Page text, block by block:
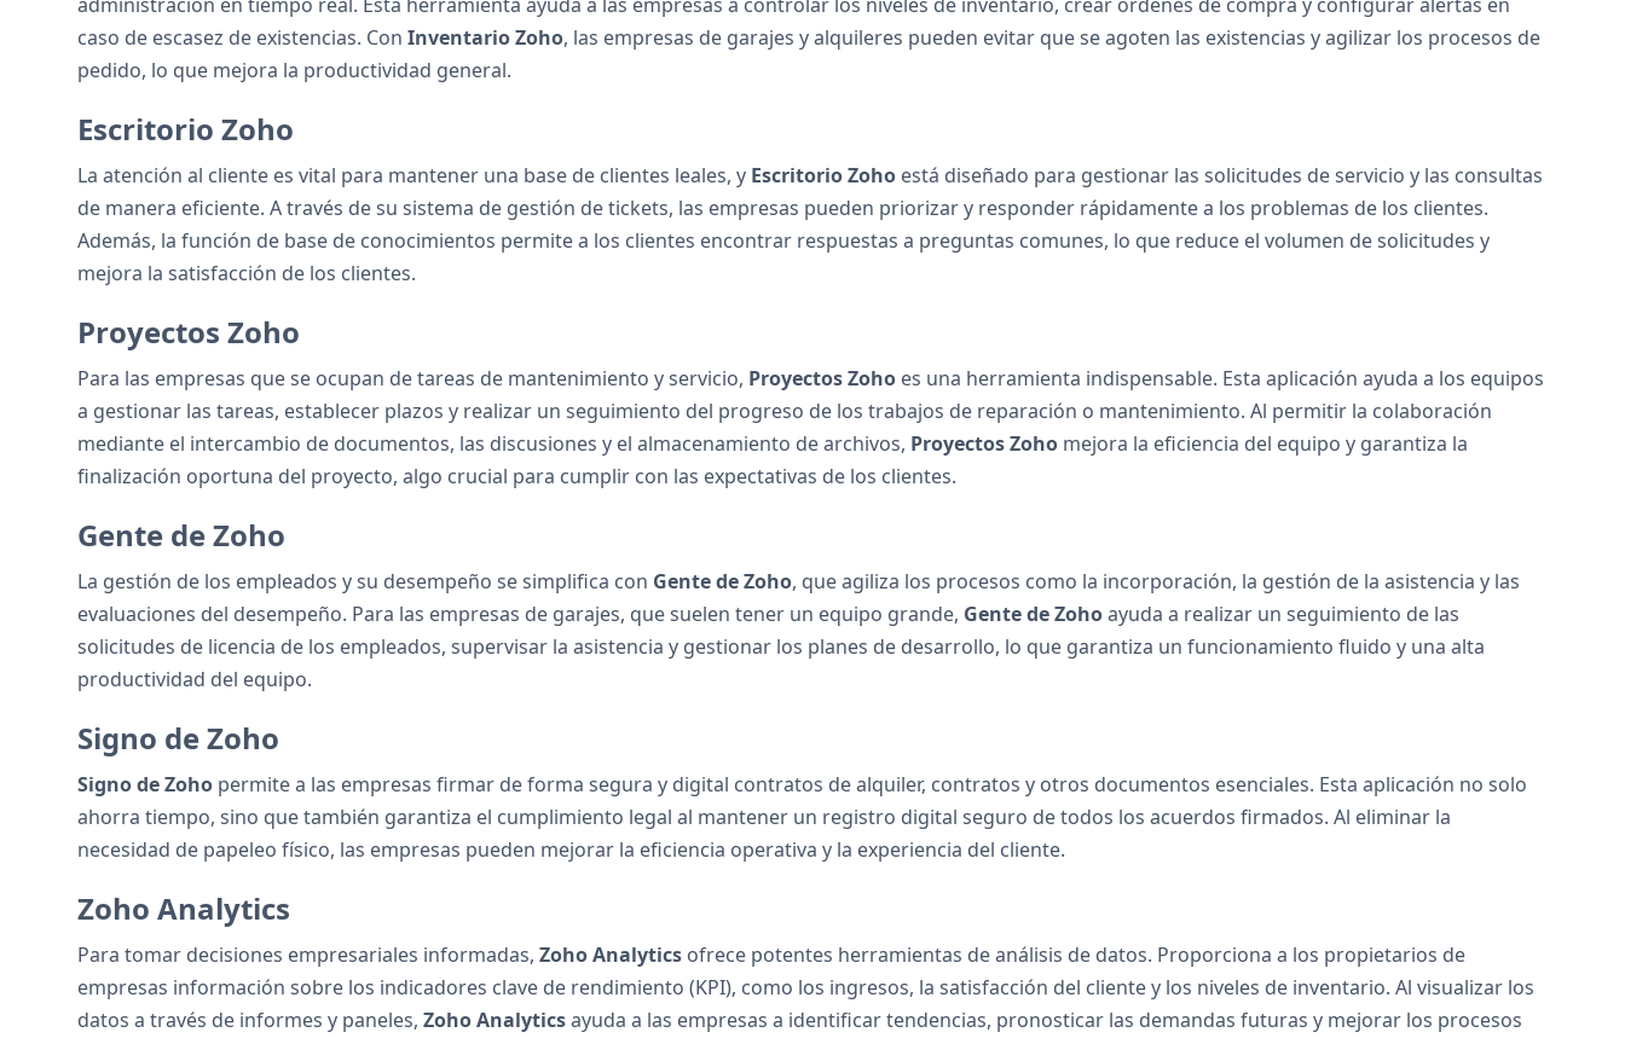
caso de escasez de existencias. Con Inventario Zoho, las empresas de garajes y alquileres pueden evitar que se agoten las existencias y agilizar los procesos de
pedido, lo que mejora la productividad general.
Escritorio Zoho
La atención al cliente es vital para mantener una base de clientes leales, y Escritorio Zoho está diseñado para gestionar las solicitudes de servicio y las consultas
de manera eficiente. A través de su sistema de gestión de tickets, las empresas pueden priorizar y responder rápidamente a los problemas de los clientes.
Además, la función de base de conocimientos permite a los clientes encontrar respuestas a preguntas comunes, lo que reduce el volumen de solicitudes y
mejora la satisfacción de los clientes.
Proyectos Zoho
Para las empresas que se ocupan de tareas de mantenimiento y servicio, Proyectos Zoho es una herramienta indispensable. Esta aplicación ayuda a los equipos
a gestionar las tareas, establecer plazos y realizar un seguimiento del progreso de los trabajos de reparación o mantenimiento. Al permitir la colaboración
mediante el intercambio de documentos, las discusiones y el almacenamiento de archivos, Proyectos Zoho mejora la eficiencia del equipo y garantiza la
finalización oportuna del proyecto, algo crucial para cumplir con las expectativas de los clientes.
Gente de Zoho
La gestión de los empleados y su desempeño se simplifica con Gente de Zoho, que agiliza los procesos como la incorporación, la gestión de la asistencia y las
evaluaciones del desempeño. Para las empresas de garajes, que suelen tener un equipo grande, Gente de Zohoayuda a realizar un seguimiento de las
solicitudes de licencia de los empleados, supervisar la asistencia y gestionar los planes de desarrollo, lo que garantiza un funcionamiento fluido y una alta
productividad del equipo.
Signo de Zoho
Signo de Zoho permite a las empresas firmar de forma segura y digital contratos de alquiler, contratos y otros documentos esenciales. Esta aplicación no solo
ahorra tiempo, sino que también garantiza el cumplimiento legal al mantener un registro digital seguro de todos los acuerdos firmados. Al eliminar la
necesidad de papeleo físico, las empresas pueden mejorar la eficiencia operativa y la experiencia del cliente.
Zoho Analytics
Para tomar decisiones empresariales informadas, Zoho Analytics ofrece potentes herramientas de análisis de datos. Proporciona a los propietarios de
empresas información sobre los indicadores clave de rendimiento (KPI), como los ingresos, la satisfacción del cliente y los niveles de inventario. Al visualizar los
datos a través de informes y paneles, Zoho Analyticsayuda a las empresas a identificar tendencias, pronosticar las demandas futuras y mejorar los procesos